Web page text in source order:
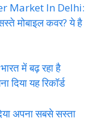
Market In Delhi:
मोबाइल कवर? ये है
में बढ़ रहा है
यह रिकॉर्ड
अपना सबसे सस्ता